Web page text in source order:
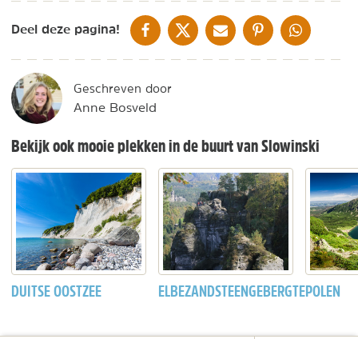
Deel deze pagina! DELEN OP FACEBOOK
DELEN OP XDELEN VIA DE MAIL
DELEN OP PINTEREST
DELEN OP
Geschreven door
Anne Bosveld
Bekijk ook mooie plekken in de buurt van Slowinski
DUITSE OOSTZEE ELBEZANDSTEENGEBERGTEPOLEN